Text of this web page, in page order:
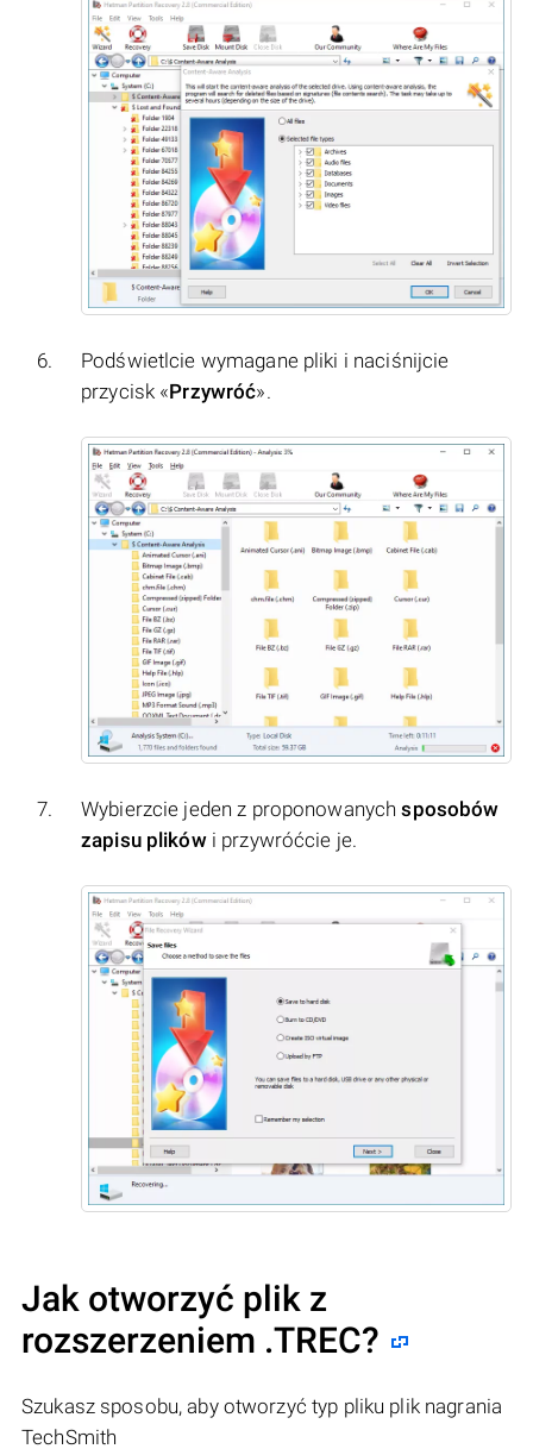
Podświetlcie wymagane pliki i naciśnijcie
przycisk «Przywróć».
Wybierzcie jeden z proponowanychsposobów
zapisu plikówi przywróćcie je.
Jak otworzyć plik z
rozszerzeniem .TREC?
Szukasz sposobu, aby otworzyć typ pliku plik nagrania
TechSmith